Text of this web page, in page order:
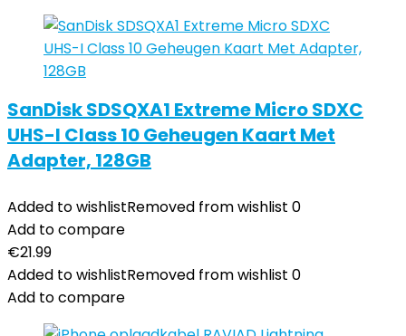
SanDisk SDSQXA1 Extreme Micro SDXC
UHS-I Class 10 Geheugen Kaart Met
Adapter, 128GB
Added to wishlistRemoved from wishlist 0
Add to compare
€21.99
Added to wishlistRemoved from wishlist 0
Add to compare